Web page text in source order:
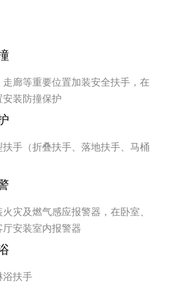
走廊等重要位置加装安全扶手，在
安装防撞保护
扶手（折叠扶手、落地扶手、马桶
灾及燃气感应报警器，在卧室、
厅安装室内报警器
浴扶手